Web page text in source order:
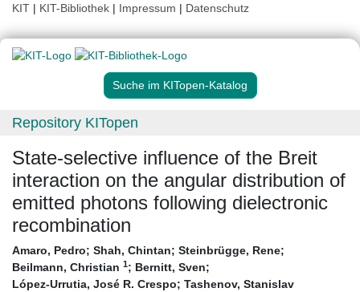
KIT | KIT-Bibliothek | Impressum | Datenschutz
Suche im KITopen-Katalog
Repository KITopen
State-selective influence of the Breit
interaction on the angular distribution of
emitted photons following dielectronic
recombination
Amaro, Pedro; Shah, Chintan; Steinbrügge, Rene;
Beilmann, Christian 1; Bernitt, Sven;
López-Urrutia, José R. Crespo; Tashenov, Stanislav